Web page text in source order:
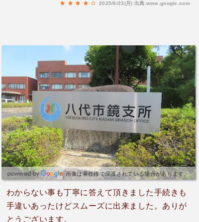
2025/6/23(月) 出典:www.google.com
画像は著作権で保護されている場合があります。
わからない事も丁寧に答えて頂きました手続きも
手違いあったけどスムーズに出来ました。ありが
とうございます。